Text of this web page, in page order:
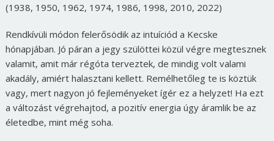
(1938, 1950, 1962, 1974, 1986, 1998, 2010, 2022)
Rendkívüli módon felerősödik az intuíciód a Kecske
hónapjában. Jó páran a jegy szülöttei közül végre megtesznek
valamit, amit már régóta terveztek, de mindig volt valami
akadály, amiért halasztani kellett. Remélhetőleg te is köztük
vagy, mert nagyon jó fejleményeket ígér ez a helyzet! Ha ezt
a változást végrehajtod, a pozitív energia úgy áramlik be az
életedbe, mint még soha.